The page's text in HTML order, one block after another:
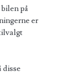
på
er
disse